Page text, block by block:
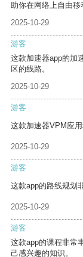
助你在网络上自由移
2025-10-29
游客
这款加速器app的加
区的线路。
2025-10-29
游客
这款加速器VPM应
2025-10-29
游客
这款app的路线规划
2025-10-29
游客
这款app的课程非常
己感兴趣的知识。